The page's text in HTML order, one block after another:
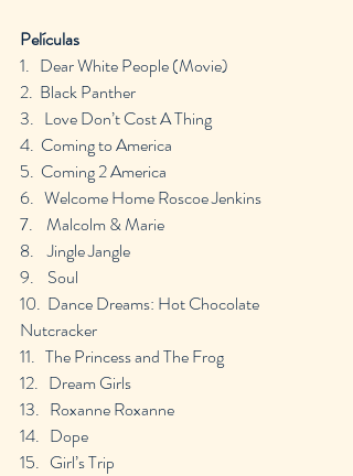
Películas
1.   Dear White People (Movie)
2.  Black Panther
3.   Love Don’t Cost A Thing
4.  Coming to America
5.  Coming 2 America
6.   Welcome Home Roscoe Jenkins
7.    Malcolm & Marie
8.    Jingle Jangle
9.    Soul
10.  Dance Dreams: Hot Chocolate
Nutcracker
11.   The Princess and The Frog
12.   Dream Girls
13.   Roxanne Roxanne
14.   Dope
15.   Girl’s Trip